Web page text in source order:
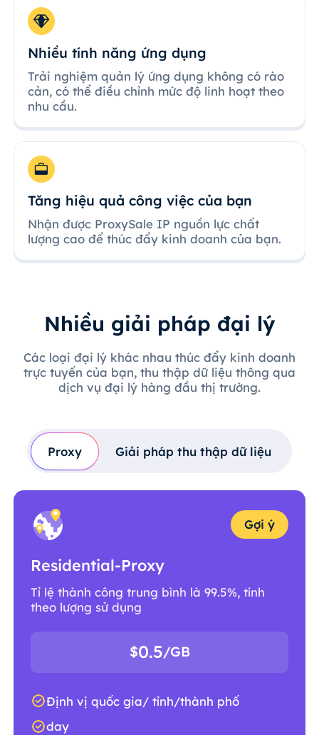
Nhiều tính năng ứng dụng
Trải nghiệm quản lý ứng dụng không có rào
cản, có thể điều chỉnh mức độ linh hoạt theo
nhu cầu.
Tăng hiệu quả công việc của bạn
Nhận được ProxySale IP nguồn lực chất
lượng cao để thúc đẩy kinh doanh của bạn.
Nhiều giải pháp đại lý
Các loại đại lý khác nhau thúc đẩy kinh doanh
trực tuyến của bạn, thu thập dữ liệu thông qua
dịch vụ đại lý hàng đầu thị trường.
Proxy Giải pháp thu thập dữ liệu
Gợi ý
Residential-Proxy
Tỉ lệ thành công trung bình là 99.5%, tính
theo lượng sử dụng
$0.5/GB
Định vị quốc gia/ tỉnh/thành phố
day